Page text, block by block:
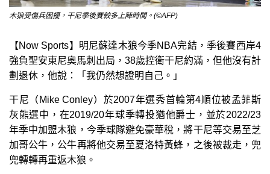
木狼受傷兵困擾，干尼季後賽較多上陣時間。(©AFP)
【Now Sports】明尼蘇達木狼今季NBA完結，季後賽西岸4
強負聖安東尼奧馬刺出局，38歲控衛干尼約滿，但他沒有計
劃退休，他說：「我仍然想證明自己。」
干尼（Mike Conley）於2007年選秀首輪第4順位被孟菲斯
灰熊選中，在2019/20年球季轉投猶他爵士，並於2022/23
年季中加盟木狼，今季球隊避免豪華稅，將干尼等交易至芝
加哥公牛，公牛再將他交易至夏洛特黃蜂，之後被裁走，兜
兜轉轉再重返木狼。